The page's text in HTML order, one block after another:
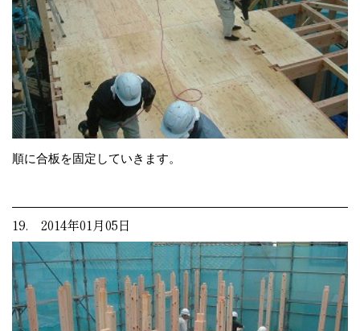
順に合板を固定していきます。
19. 2014年01月05日